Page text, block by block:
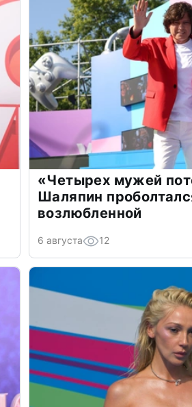
«Четырех мужей
Шаляпин
возлюбленной
6 августа 12